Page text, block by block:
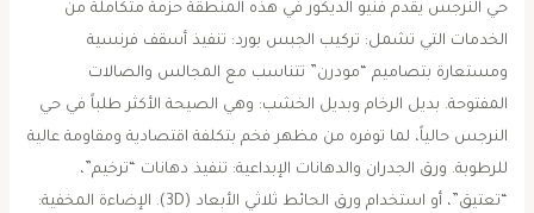
حي النرجس ​يقدم فنيو الديكور في هذه المنطقة حزمة متكاملة من
الخدمات التي تشمل: ​تركيب الجبس بورد: تنفيذ أسقف فرنسية
ومستعارة بتصاميم “مودرن” تتناسب مع المجالس والصالات
المفتوحة. ​بديل الرخام وبديل الخشب: وهي الصيحة الأكثر طلباً في حي
النرجس حالياً، لما توفره من مظهر فخم بتكلفة اقتصادية ومقاومة عالية
للرطوبة. ​ورق الجدران والدهانات الإبداعية: تنفيذ دهانات “ترخيم”،
“تعتيق”، أو استخدام ورق الحائط ثلاثي الأبعاد (3D). ​الإضاءة المخفية: